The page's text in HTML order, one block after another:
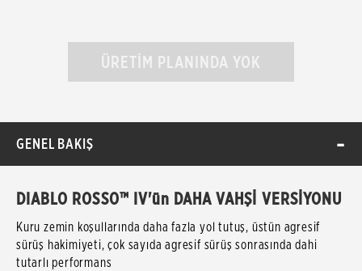
ÜRETİM PLANINDA YOK
GENEL BAKIŞ
DIABLO ROSSO™ IV'ün DAHA VAHŞİ VERSİYONU
Kuru zemin koşullarında daha fazla yol tutuş, üstün agresif
sürüş hakimiyeti, çok sayıda agresif sürüş sonrasında dahi
tutarlı performans